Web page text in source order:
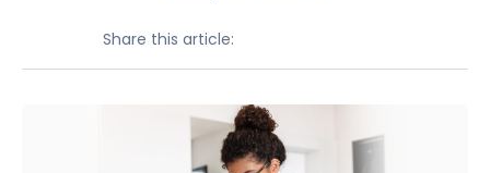
Share this article: